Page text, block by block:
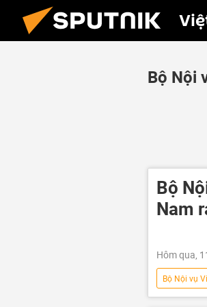
Bộ Nội
Bộ
Nam
Hôm qua,
Bộ Nội vụ
người lao